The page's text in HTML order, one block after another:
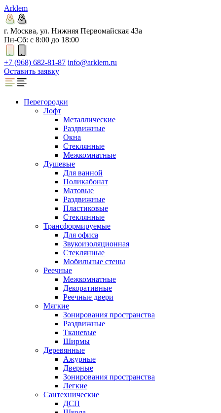
Arklem
г. Москва, ул. Нижняя Первомайская 43а
Пн-Сб: с 8:00 до 18:00
+7 (968) 682-81-87 info@arklem.ru
Оставить заявку
Перегородки
Лофт
Металлические
Раздвижные
Окна
Стеклянные
Межкомнатные
Душевые
Для ванной
Поликабонат
Матовые
Раздвижные
Пластиковые
Стеклянные
Трансформируемые
Для офиса
Звукоизоляционная
Стеклянные
Мобильные стены
Реечные
Межкомнатные
Декоративные
Реечные двери
Мягкие
Зонирования пространства
Раздвижные
Тканевые
Ширмы
Деревянные
Ажурные
Дверные
Зонирования пространства
Легкие
Сантехнические
ДСП